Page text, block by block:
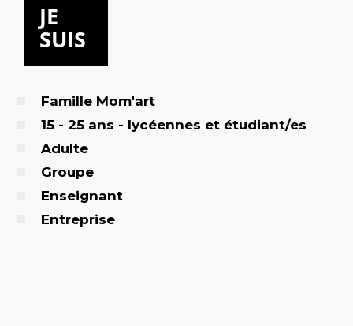
JE
SUIS
Famille Mom'art
15 - 25 ans - lycéennes et étudiant/es
Adulte
Groupe
Enseignant
Entreprise